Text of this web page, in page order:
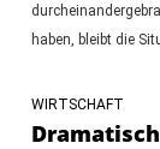
haben, bleibt die
WIRTSCHAFT